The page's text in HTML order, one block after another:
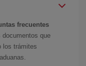
frecuentes
que
los trámites